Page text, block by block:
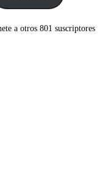
a otros 801 suscriptores